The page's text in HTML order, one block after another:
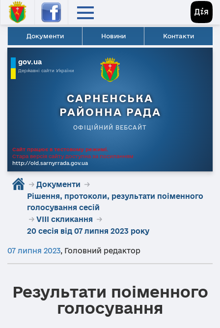
Документи Новини Контакти
gov.ua
Державні сайти України
САРНЕНСЬКА
РАЙОННА РАДА
ОФІЦІЙНИЙ ВЕБСАЙТ
Сайт працює в тестовому режимі.
Стара версія сайту доступна за посиланням
http://old.sarnyrrada.gov.ua
→ Документи →
Рішення, протоколи, результати поіменного
голосування сесій
→ VIII скликання →
20 сесія від 07 липня 2023 року
07 липня 2023, Головний редактор
Результати поіменного
голосування